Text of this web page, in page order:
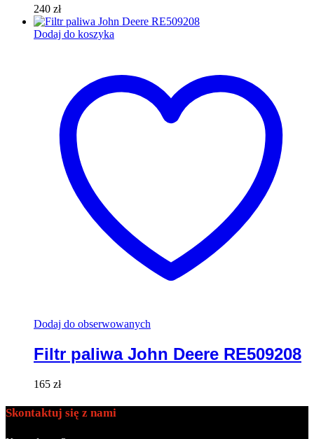
240 zł
Dodaj do koszyka
Dodaj do obserwowanych
Filtr paliwa John Deere RE509208
165 zł
Skontaktuj się z nami